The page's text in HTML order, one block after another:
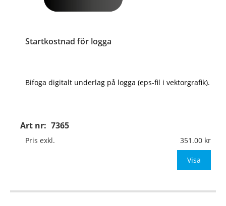
Startkostnad för logga
Art nr: 7365
Bifoga digitalt underlag på logga (eps-fil i vektorgrafik).
Pris exkl. 351.00
Visa